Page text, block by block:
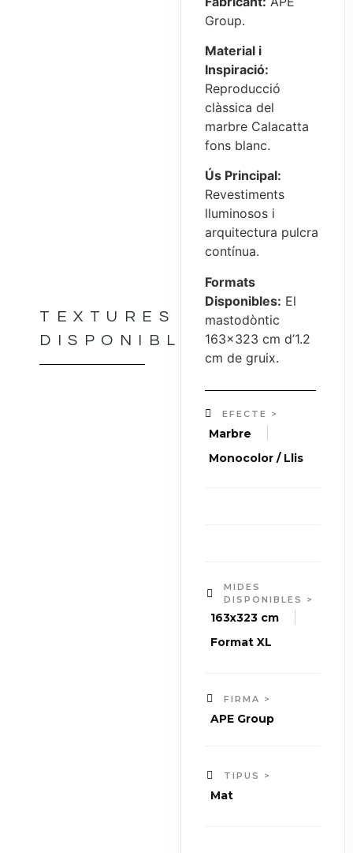
TEXTURES
DISPONIBLES
Group.
Material i
Inspiració:
Reproducció
clàssica del
marbre Calacatta
fons blanc.
Ús Principal:
Revestiments
lluminosos i
arquitectura pulcra
contínua.
Formats
Disponibles: El
mastodòntic
163×323 cm d’1.2
cm de gruix.
EFECTE >
Marbre
Monocolor / Llis
MIDES
DISPONIBLES >
163x323 cm
Format XL
FIRMA >
APE Group
TIPUS >
Mat